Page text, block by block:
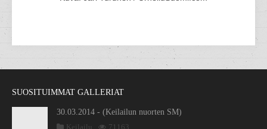
SUOSITUIMMAT GALLERIAT
30.03.2014 - (Keilailun nuorten SM)
Keilailu
71163